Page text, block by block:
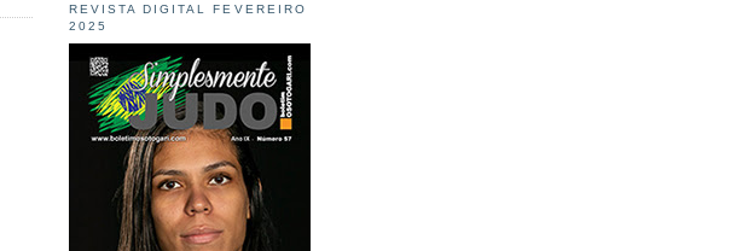
REVISTA DIGITAL FEVEREIRO
2025